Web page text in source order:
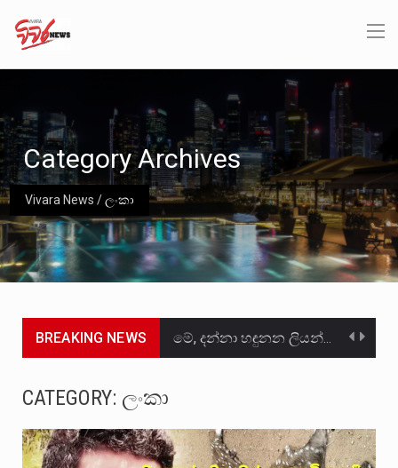
Vivara News /ලංකා
Category Archives
BREAKING NEWS මේ, දන්නා හඳුනන ලියන්නකුගේ නන්නාඳුනන අඩවියක සැරිසරා ලද ආස්වාදනීය මොහොතක සිංහාවලෝකනයකි .කෙටි කවියක දිගු බර…
උපරිමාධිකරණ විනිශ්චයකාරවරුන්ගේ හා ඉන් පහළ විනිශ්චයකාරවරුන්ගේ විශ්‍රාම වයස දීර්ඝ කිරීම සඳහා සකස් කර ඇති විසිදෙවන…
CATEGORY: ලංකා